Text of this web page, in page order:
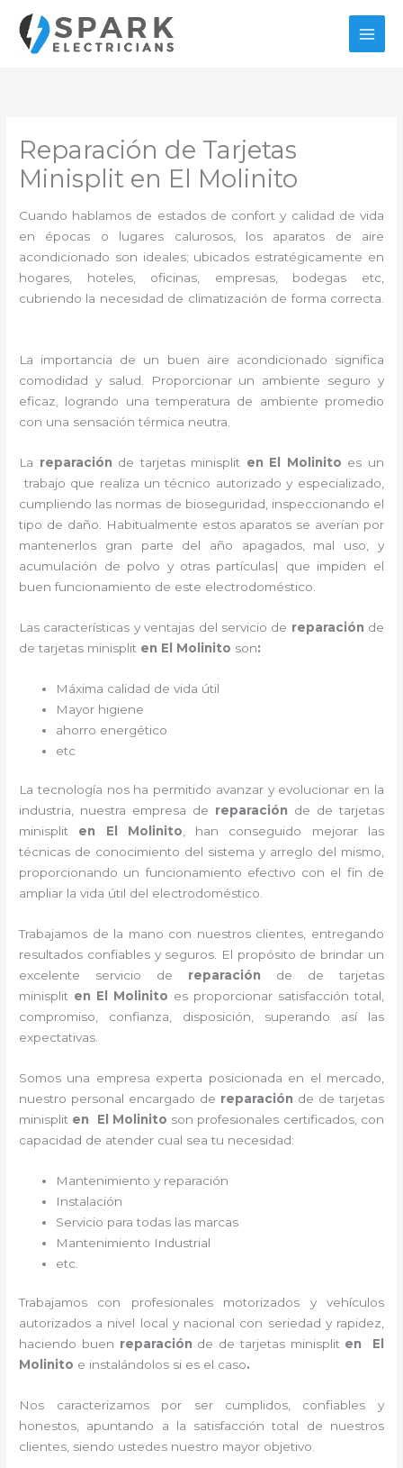
contenido
Reparación de Tarjetas
Minisplit en El Molinito
Cuando hablamos de estados de confort y calidad de vida
en épocas o lugares calurosos, los aparatos de aire
acondicionado son ideales; ubicados estratégicamente en
hogares, hoteles, oficinas, empresas, bodegas etc,
cubriendo la necesidad de climatización de forma correcta.
La importancia de un buen aire acondicionado significa
comodidad y salud. Proporcionar un ambiente seguro y
eficaz, logrando una temperatura de ambiente promedio
con una sensación térmica neutra.
La reparación de tarjetas minisplit en El Molinito es un
trabajo que realiza un técnico autorizado y especializado,
cumpliendo las normas de bioseguridad, inspeccionando el
tipo de daño. Habitualmente estos aparatos se averían por
mantenerlos gran parte del año apagados, mal uso, y
acumulación de polvo y otras partículas| que impiden el
buen funcionamiento de este electrodoméstico.
Las características y ventajas del servicio de reparación de
de tarjetas minisplit en El Molinito son:
Máxima calidad de vida útil
Mayor higiene
ahorro energético
etc
La tecnología nos ha permitido avanzar y evolucionar en la
industria, nuestra empresa de reparación de de tarjetas
minisplit en El Molinito, han conseguido mejorar las
técnicas de conocimiento del sistema y arreglo del mismo,
proporcionando un funcionamiento efectivo con el fin de
ampliar la vida útil del electrodoméstico.
Trabajamos de la mano con nuestros clientes, entregando
resultados confiables y seguros. El propósito de brindar un
excelente servicio de reparación de de tarjetas
minisplit en El Molinito es proporcionar satisfacción total,
compromiso, confianza, disposición, superando así las
expectativas.
Somos una empresa experta posicionada en el mercado,
nuestro personal encargado de reparación de de tarjetas
minisplit en El Molinito son profesionales certificados, con
capacidad de atender cual sea tu necesidad:
Mantenimiento y reparación
Instalación
Servicio para todas las marcas
Mantenimiento Industrial
etc.
Trabajamos con profesionales motorizados y vehículos
autorizados a nivel local y nacional con seriedad y rapidez,
haciendo buen reparación de de tarjetas minisplit en El
Molinito e instalándolos si es el caso.
Nos caracterizamos por ser cumplidos, confiables y
honestos, apuntando a la satisfacción total de nuestros
clientes, siendo ustedes nuestro mayor objetivo.